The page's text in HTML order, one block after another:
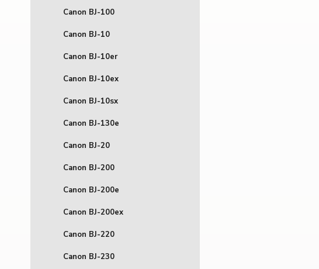
Canon BJ-100
Canon BJ-10
Canon BJ-10er
Canon BJ-10ex
Canon BJ-10sx
Canon BJ-130e
Canon BJ-20
Canon BJ-200
Canon BJ-200e
Canon BJ-200ex
Canon BJ-220
Canon BJ-230